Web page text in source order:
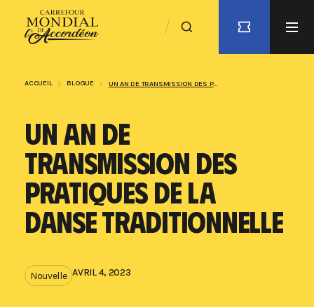
ACCUEIL BLOGUE UN AN DE TRANSMISSION DES PRATIQUES DE LA DANSE TRADITIONNELLE
UN AN DE
TRANSMISSION DES
PRATIQUES DE LA
DANSE TRADITIONNELLE
Nouvelle AVRIL 4, 2023